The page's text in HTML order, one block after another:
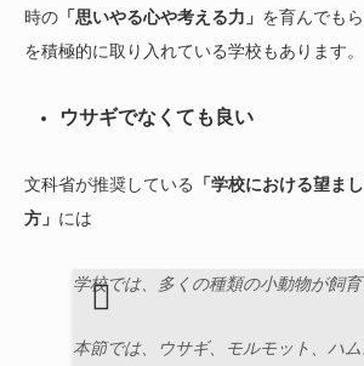
時の 「思いやる心や考える力」 を育んでも
を積極的に取り入れている学校もあります。
ウサギでなくても良い
文科省が推奨している
「学校における望ま
方」 には
学校では、多くの種類の小動物が飼育
本節では、ウサギ、モルモット、ハ